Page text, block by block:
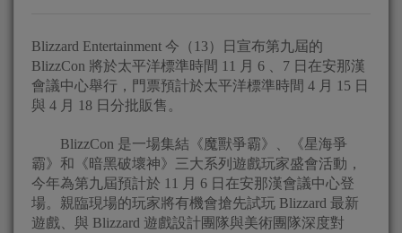
Blizzard Entertainment 今（13）日宣布第九屆的
BlizzCon 將於太平洋標準時間 11 月 6 、7 日在安那漢
會議中心舉行，門票預計於太平洋標準時間 4 月 15 日
與 4 月 18 日分批販售。
BlizzCon 是一場集結《魔獸爭霸》、《星海爭
霸》和《暗黑破壞神》三大系列遊戲玩家盛會活動，
今年為第九屆預計於 11 月 6 日在安那漢會議中心登
場。親臨現場的玩家將有機會搶先試玩 Blizzard 最新
遊戲、與 Blizzard 遊戲設計團隊與美術團隊深度對